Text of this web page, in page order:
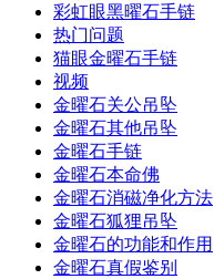
彩虹眼黑曜石手链
热门问题
猫眼金曜石手链
视频
金曜石关公吊坠
金曜石其他吊坠
金曜石手链
金曜石本命佛
金曜石消磁净化方法
金曜石狐狸吊坠
金曜石的功能和作用
金曜石真假鉴别